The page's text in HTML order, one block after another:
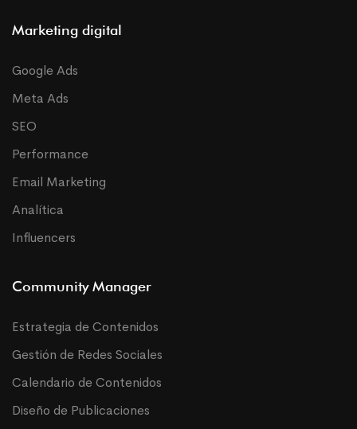
Marketing digital
Google Ads
Meta Ads
SEO
Performance
Email Marketing
Analítica
Influencers
Community Manager
Estrategia de Contenidos
Gestión de Redes Sociales
Calendario de Contenidos
Diseño de Publicaciones